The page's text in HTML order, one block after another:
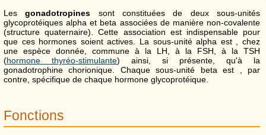
Lesgonadotropines sont constituées de deux sous-unités
glycoprotéiques alpha et beta associées de manière non-covalente
(structure quaternaire). Cette association est indispensable pour
que ces hormones soient actives. La sous-unité alpha est , chez
une espèce donnée, commune à la LH, à la FSH, à la TSH
(hormone thyréo-stimulante) ainsi, si présente, qu'à la
gonadotrophine chorionique. Chaque sous-unité beta est , par
contre, spécifique de chaque hormone glycoprotéique.
Fonctions